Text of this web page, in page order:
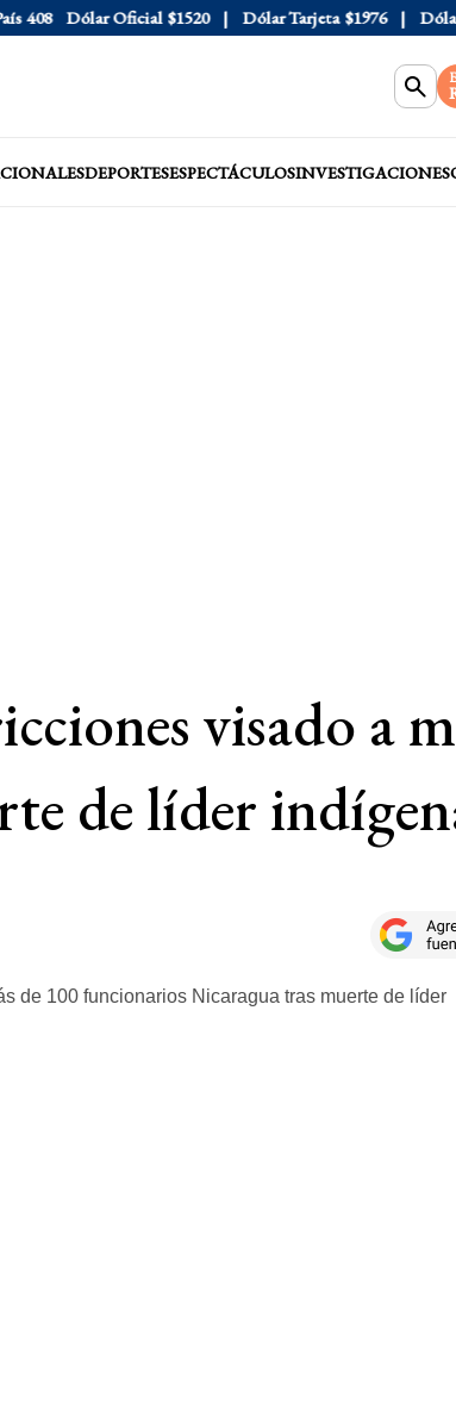
408 Dólar Oficial $1520 Dólar Tarjeta $1976 Dólar
DEPORTESESPECTÁCULOSINVESTIGACIONES
visado a
de líder